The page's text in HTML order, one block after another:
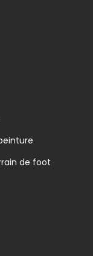
de foot